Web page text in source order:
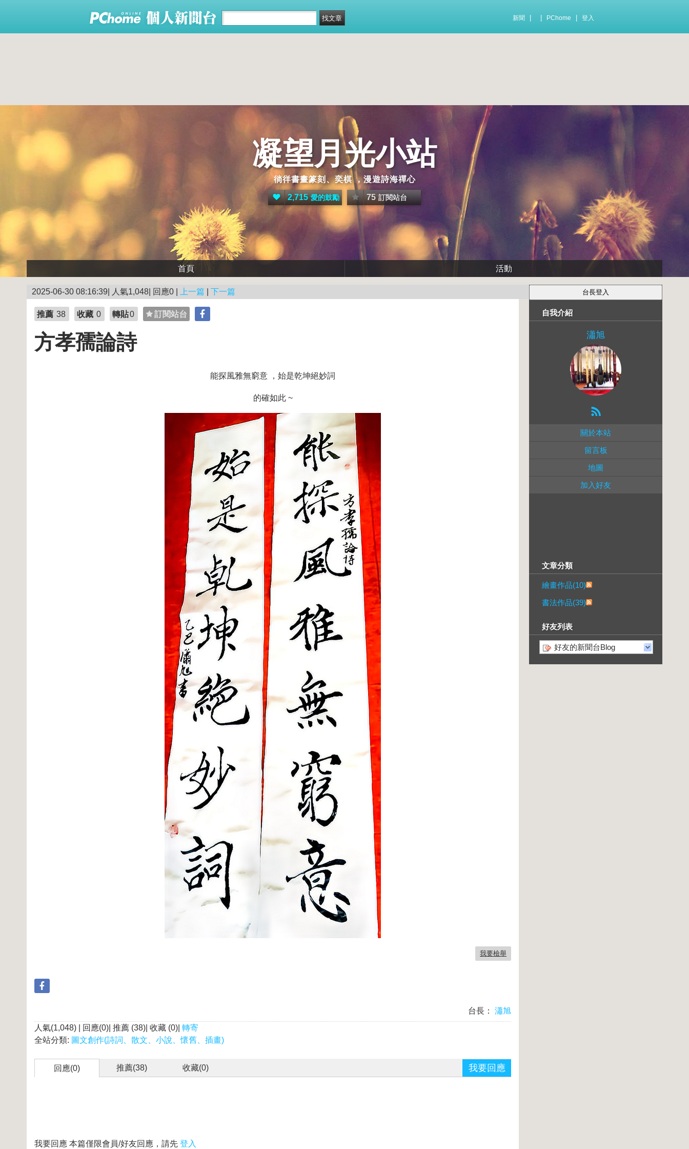
新聞 PChome 登入
凝望月光小站
徜徉書畫篆刻、奕棋 ，漫遊詩海禪心
2,715 愛的鼓勵 75 訂閱站台
首頁 活動
2025-06-30 08:16:39| 人氣1,048| 回應0 | 上一篇 下一篇
推薦 38 收藏 0 轉貼0 訂閱站台
方孝孺論詩
能探風雅無窮意 ，始是乾坤絕妙詞
的確如此 ~
我要檢舉
台長：
瀟旭
人氣(1,048) | 回應(0)| 推薦 (38)| 收藏 (0)| 轉寄
全站分類: 圖文創作(詩詞、散文、小說、懷舊、插畫)
回應(0) 推薦(38) 收藏(0) 我要回應
我要回應 本篇僅限會員/好友回應，請先 登入
自我介紹
瀟旭
關於本站
留言板
地圖
加入好友
文章分類
繪畫作品(10)
書法作品(39)
好友列表
好友的新聞台Blog